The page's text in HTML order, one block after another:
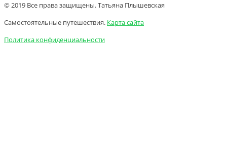
© 2019 Все права защищены. Татьяна Плышевская
Самостоятельные путешествия. Карта сайта
Политика конфиденциальности